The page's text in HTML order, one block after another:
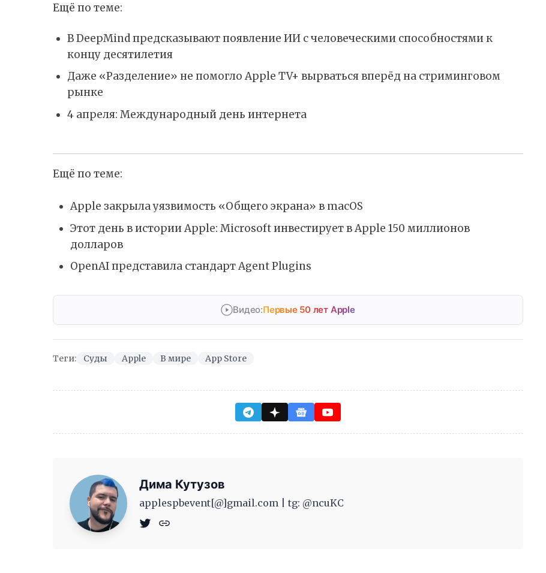
Ещё по теме:
В DeepMind предсказывают появление ИИ с человеческими способностями к
концу десятилетия
Даже «Разделение» не помогло Apple TV+ вырваться вперёд на стриминговом
рынке
4 апреля: Международный день интернета
Ещё по теме:
Apple закрыла уязвимость «Общего экрана» в macOS
Этот день в истории Apple: Microsoft инвестирует в Apple 150 миллионов
долларов
OpenAI представила стандарт Agent Plugins
Видео:Первые 50 лет Apple
Теги: Суды Apple В мире App Store
Дима Кутузов
applespbevent[@]gmail.com | tg: @ncuKC